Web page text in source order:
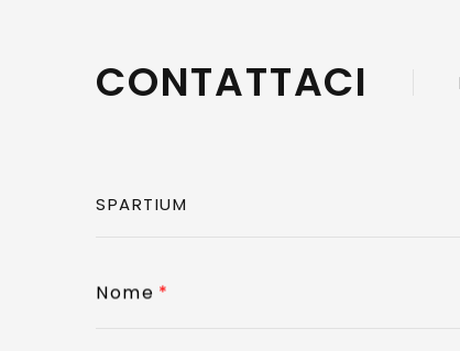
CONTATTACI
Nome